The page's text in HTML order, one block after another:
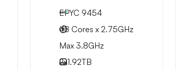
EPYC 9454
48 Cores x 2.75GHz
Max 3.8GHz
2x1.92TB